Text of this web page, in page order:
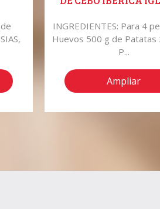
INGREDIENTES: Para 4
Huevos 500 g de Patatas
P...
Ampliar